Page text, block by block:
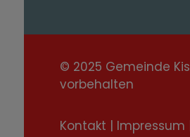
© 2025 Gemeinde
vorbehalten
Kontakt | Impressum